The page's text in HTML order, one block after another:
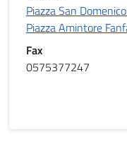
Piazza San
Piazza Amintore
Fax
0575377247